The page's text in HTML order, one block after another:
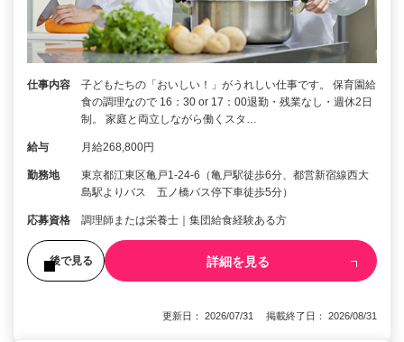
仕事内容
子どもたちの「おいしい！」がうれしい仕事です。 保育園給
食の調理なので 16：30 or 17：00退勤・残業なし・週休2日
制。 家庭と両立しながら働くスタ…
給与 月給268,800円
勤務地
東京都江東区亀戸1-24-6（亀戸駅徒歩6分、都営新宿線西大
島駅よりバス 五ノ橋バス停下車徒歩5分）
応募資格 調理師または栄養士｜集団給食経験ある方
後で見る 詳細を見る
更新日： 2026/07/31 掲載終了日： 2026/08/31